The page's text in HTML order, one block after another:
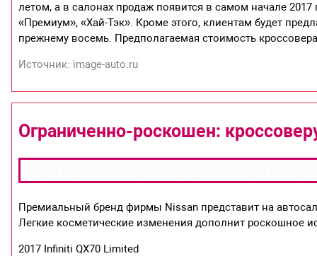
летом, а в салонах продаж появится в самом начале
«Премиум», «Хай-Тэк». Кроме этого, клиентам будет
прежнему восемь. Предполагаемая стоимость
Источник: image-auto.ru
Ограниченно-роскошен:
Премиальный бренд фирмы Nissan представит на
Легкие косметические изменения дополнит роскошное
2017 Infiniti QX70 Limited